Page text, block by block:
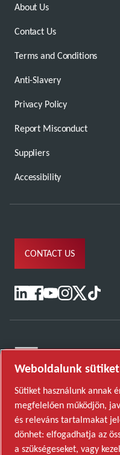
About Us
Contact Us
Terms and Conditions
Anti-Slavery
Privacy Policy
Report Misconduct
Suppliers
Accessibility
CONTACT US
Weboldalunk
Sütiket használunk annak
megfelelően működjön,
és releváns tartalmakat
dönhet: elfogadhatja az
a szükségeseket, vagy